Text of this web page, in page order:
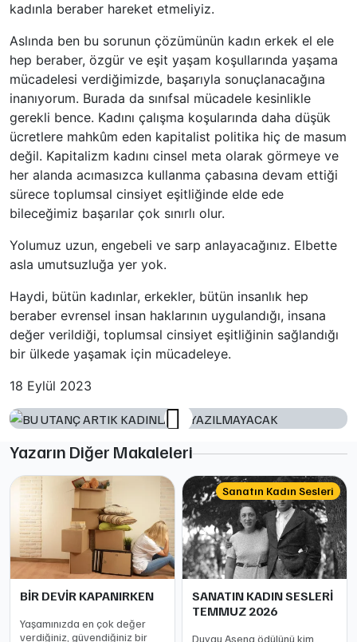
kadınla beraber hareket etmeliyiz.
Aslında ben bu sorunun çözümünün kadın erkek el ele
hep beraber, özgür ve eşit yaşam koşullarında yaşama
mücadelesi verdiğimizde, başarıyla sonuçlanacağına
inanıyorum. Burada da sınıfsal mücadele kesinlikle
gerekli bence. Kadını çalışma koşularında daha düşük
ücretlere mahkûm eden kapitalist politika hiç de masum
değil. Kapitalizm kadını cinsel meta olarak görmeye ve
her alanda acımasızca kullanma çabasına devam ettiği
sürece toplumsal cinsiyet eşitliğinde elde ede
bileceğimiz başarılar çok sınırlı olur.
Yolumuz uzun, engebeli ve sarp anlayacağınız. Elbette
asla umutsuzluğa yer yok.
Haydi, bütün kadınlar, erkekler, bütün insanlık hep
beraber evrensel insan haklarının uygulandığı, insana
değer verildiği, toplumsal cinsiyet eşitliğinin sağlandığı
bir ülkede yaşamak için mücadeleye.
18 Eylül 2023
Yazarın Diğer Makaleleri
BİR DEVİR KAPANIRKEN
Yaşamınızda en çok değer
verdiğiniz, güvendiğiniz bir
Sanatın Kadın Sesleri
SANATIN KADIN SESLERİ
TEMMUZ 2026
Duygu Asena ödülünü kim